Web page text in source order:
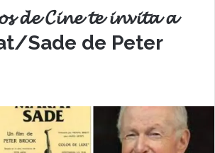
𝓭𝓮 𝓒𝓲𝓷𝓮 𝓽𝓮 𝓲𝓷𝓿𝓲𝓽𝓪 𝓪
Sade de Peter